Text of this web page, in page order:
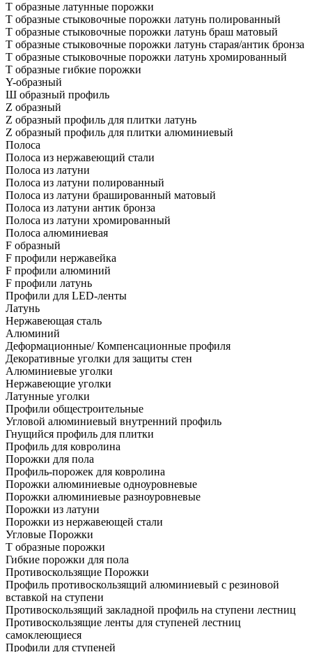
Т образные латунные порожки
Т образные стыковочные порожки латунь полированный
Т образные стыковочные порожки латунь браш матовый
Т образные стыковочные порожки латунь старая/антик бронза
Т образные стыковочные порожки латунь хромированный
Т образные гибкие порожки
Y-образный
Ш образный профиль
Z образный
Z образный профиль для плитки латунь
Z образный профиль для плитки алюминиевый
Полоса
Полоса из нержавеющий стали
Полоса из латуни
Полоса из латуни полированный
Полоса из латуни брашированный матовый
Полоса из латуни антик бронза
Полоса из латуни хромированный
Полоса алюминиевая
F образный
F профили нержавейка
F профили алюминий
F профили латунь
Профили для LED-ленты
Латунь
Нержавеющая сталь
Алюминий
Деформационные/ Компенсационные профиля
Декоративные уголки для защиты стен
Алюминиевые уголки
Нержавеющие уголки
Латунные уголки
Профили общестроительные
Угловой алюминиевый внутренний профиль
Гнущийся профиль для плитки
Профиль для ковролина
Порожки для пола
Профиль-порожек для ковролина
Порожки алюминиевые одноуровневые
Порожки алюминиевые разноуровневые
Порожки из латуни
Порожки из нержавеющей стали
Угловые Порожки
Т образные порожки
Гибкие порожки для пола
Противоскользящие Порожки
Профиль противоскользящий алюминиевый с резиновой
вставкой на ступени
Противоскользящий закладной профиль на ступени лестниц
Противоскользящие ленты для ступеней лестниц
самоклеющиеся
Профили для ступеней